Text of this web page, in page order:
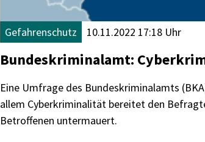
Gefahrenschutz 10.11.2022 17:18 Uhr
Bundeskriminalamt:
Eine Umfrage des Bundeskriminalamts
allem Cyberkriminalität bereitet den
Betroffenen untermauert.